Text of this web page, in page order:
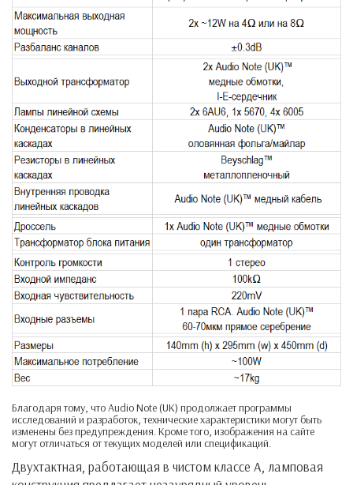
Благодаря тому, что Audio Note (UK) продолжает программы
исследований и разработок, технические характеристики могут быть
изменены без предупреждения. Кроме того, изображения на сайте
могут отличаться от текущих моделей или спецификаций.
Двухтактная, работающая в чистом классе А, ламповая